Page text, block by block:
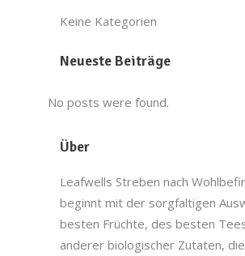
Keine Kategorien
Neueste Beiträge
No posts were found.
Über
Leafwells Streben nach
beginnt mit der sorgfaltigen
besten Früchte, des besten
anderer biologischer Zutaten,